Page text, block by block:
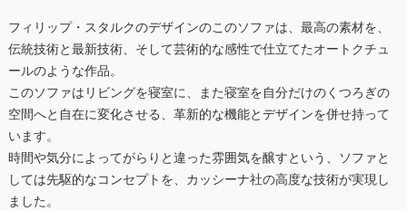
フィリップ・スタルクのデザインのこのソファは、最高の素材を、
伝統技術と最新技術、そして芸術的な感性で仕立てたオートクチュ
ールのような作品。
このソファはリビングを寝室に、また寝室を自分だけのくつろぎの
空間へと自在に変化させる、革新的な機能とデザインを併せ持って
います。
時間や気分によってがらりと違った雰囲気を醸すという、ソファと
しては先駆的なコンセプトを、カッシーナ社の高度な技術が実現し
ました。